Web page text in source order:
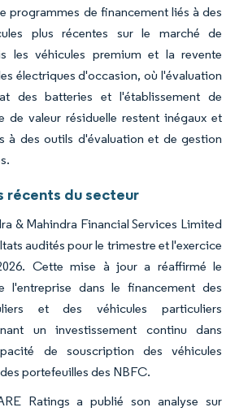
programmes de financement liés à des
plus récentes sur le marché de
les véhicules premium et la revente
électriques d'occasion, où l'évaluation
des batteries et l'établissement de
de valeur résiduelle restent inégaux et
à des outils d'évaluation et de gestion
récents du secteur
& Mahindra Financial Services Limited
audités pour le trimestre et l'exercice
Cette mise à jour a réaffirmé le
l'entreprise dans le financement des
et des véhicules particuliers
un investissement continu dans
de souscription des véhicules
portefeuilles des NBFC.
Ratings a publié son analyse sur